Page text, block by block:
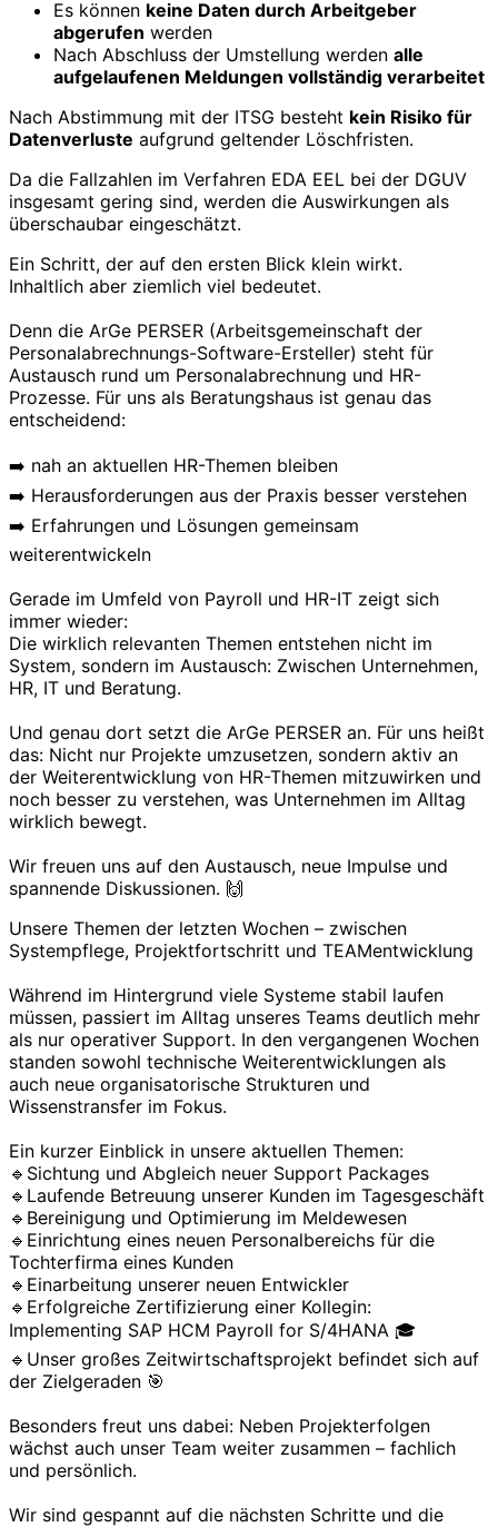
Es können keine Daten durch Arbeitgeber
abgerufen werden
Nach Abschluss der Umstellung werden alle
aufgelaufenen Meldungen vollständig verarbeitet
Nach Abstimmung mit der ITSG besteht kein Risiko für
Datenverluste aufgrund geltender Löschfristen.
Da die Fallzahlen im Verfahren EDA EEL bei der DGUV
insgesamt gering sind, werden die Auswirkungen als
überschaubar eingeschätzt.
Ein Schritt, der auf den ersten Blick klein wirkt.
Inhaltlich aber ziemlich viel bedeutet.
Denn die ArGe PERSER (Arbeitsgemeinschaft der
Personalabrechnungs-Software-Ersteller) steht für
Austausch rund um Personalabrechnung und HR-
Prozesse. Für uns als Beratungshaus ist genau das
entscheidend:
➡️ nah an aktuellen HR-Themen bleiben
➡️ Herausforderungen aus der Praxis besser verstehen
➡️ Erfahrungen und Lösungen gemeinsam
weiterentwickeln
Gerade im Umfeld von Payroll und HR-IT zeigt sich
immer wieder:
Die wirklich relevanten Themen entstehen nicht im
System, sondern im Austausch: Zwischen Unternehmen,
HR, IT und Beratung.
Und genau dort setzt die ArGe PERSER an. Für uns heißt
das: Nicht nur Projekte umzusetzen, sondern aktiv an
der Weiterentwicklung von HR-Themen mitzuwirken und
noch besser zu verstehen, was Unternehmen im Alltag
wirklich bewegt.
Wir freuen uns auf den Austausch, neue Impulse und
spannende Diskussionen. 🙌
Unsere Themen der letzten Wochen – zwischen
Systempflege, Projektfortschritt und TEAMentwicklung
Während im Hintergrund viele Systeme stabil laufen
müssen, passiert im Alltag unseres Teams deutlich mehr
als nur operativer Support. In den vergangenen Wochen
standen sowohl technische Weiterentwicklungen als
auch neue organisatorische Strukturen und
Wissenstransfer im Fokus.
Ein kurzer Einblick in unsere aktuellen Themen:
🔹Sichtung und Abgleich neuer Support Packages
🔹Laufende Betreuung unserer Kunden im Tagesgeschäft
🔹Bereinigung und Optimierung im Meldewesen
🔹Einrichtung eines neuen Personalbereichs für die
Tochterfirma eines Kunden
🔹Einarbeitung unserer neuen Entwickler
🔹Erfolgreiche Zertifizierung einer Kollegin:
Implementing SAP HCM Payroll for S/4HANA 🎓
🔹Unser großes Zeitwirtschaftsprojekt befindet sich auf
der Zielgeraden 🎯
Besonders freut uns dabei: Neben Projekterfolgen
wächst auch unser Team weiter zusammen – fachlich
und persönlich.
Wir sind gespannt auf die nächsten Schritte und die